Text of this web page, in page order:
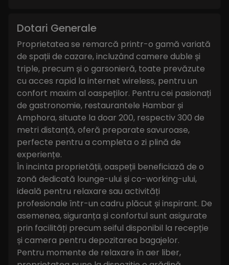
Dotari Generale
Proprietatea se remarcă printr-o gamă variată
de spații de cazare, incluzând camere duble și
triple, precum și o garsonieră, toate prevăzute
cu acces rapid la internet wireless, pentru un
confort maxim al oaspeților. Pentru cei pasionați
de gastronomie, restaurantele Hambar și
Amphora, situate la doar 200, respectiv 300 de
metri distanță, oferă preparate savuroase,
perfecte pentru a completa o zi plină de
experiențe.
În incinta proprietății, oaspeții beneficiază de o
zonă dedicată lounge-ului și co-working-ului,
ideală pentru relaxare sau activități
profesionale într-un cadru plăcut și inspirant. De
asemenea, siguranța și confortul sunt asigurate
prin facilități precum seiful disponibil la recepție
și camera pentru depozitarea bagajelor.
Pentru momente de relaxare în aer liber,